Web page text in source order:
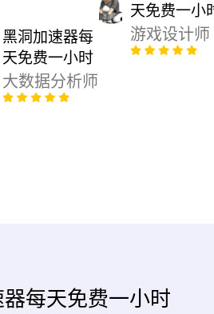
黑洞加速器每
天免费一小时
大数据分析师
天免费一小
游戏设计师
每天免费一小时